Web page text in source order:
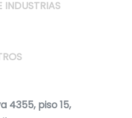
INDUSTRIAS
4355, piso 15,